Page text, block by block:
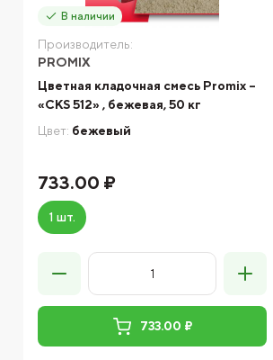
В наличии
Производитель:
PROMIX
Цветная кладочная смесь Promix –
«CKS 512» , бежевая, 50 кг
Цвет: бежевый
733.00 ₽
1 шт.
733.00 ₽